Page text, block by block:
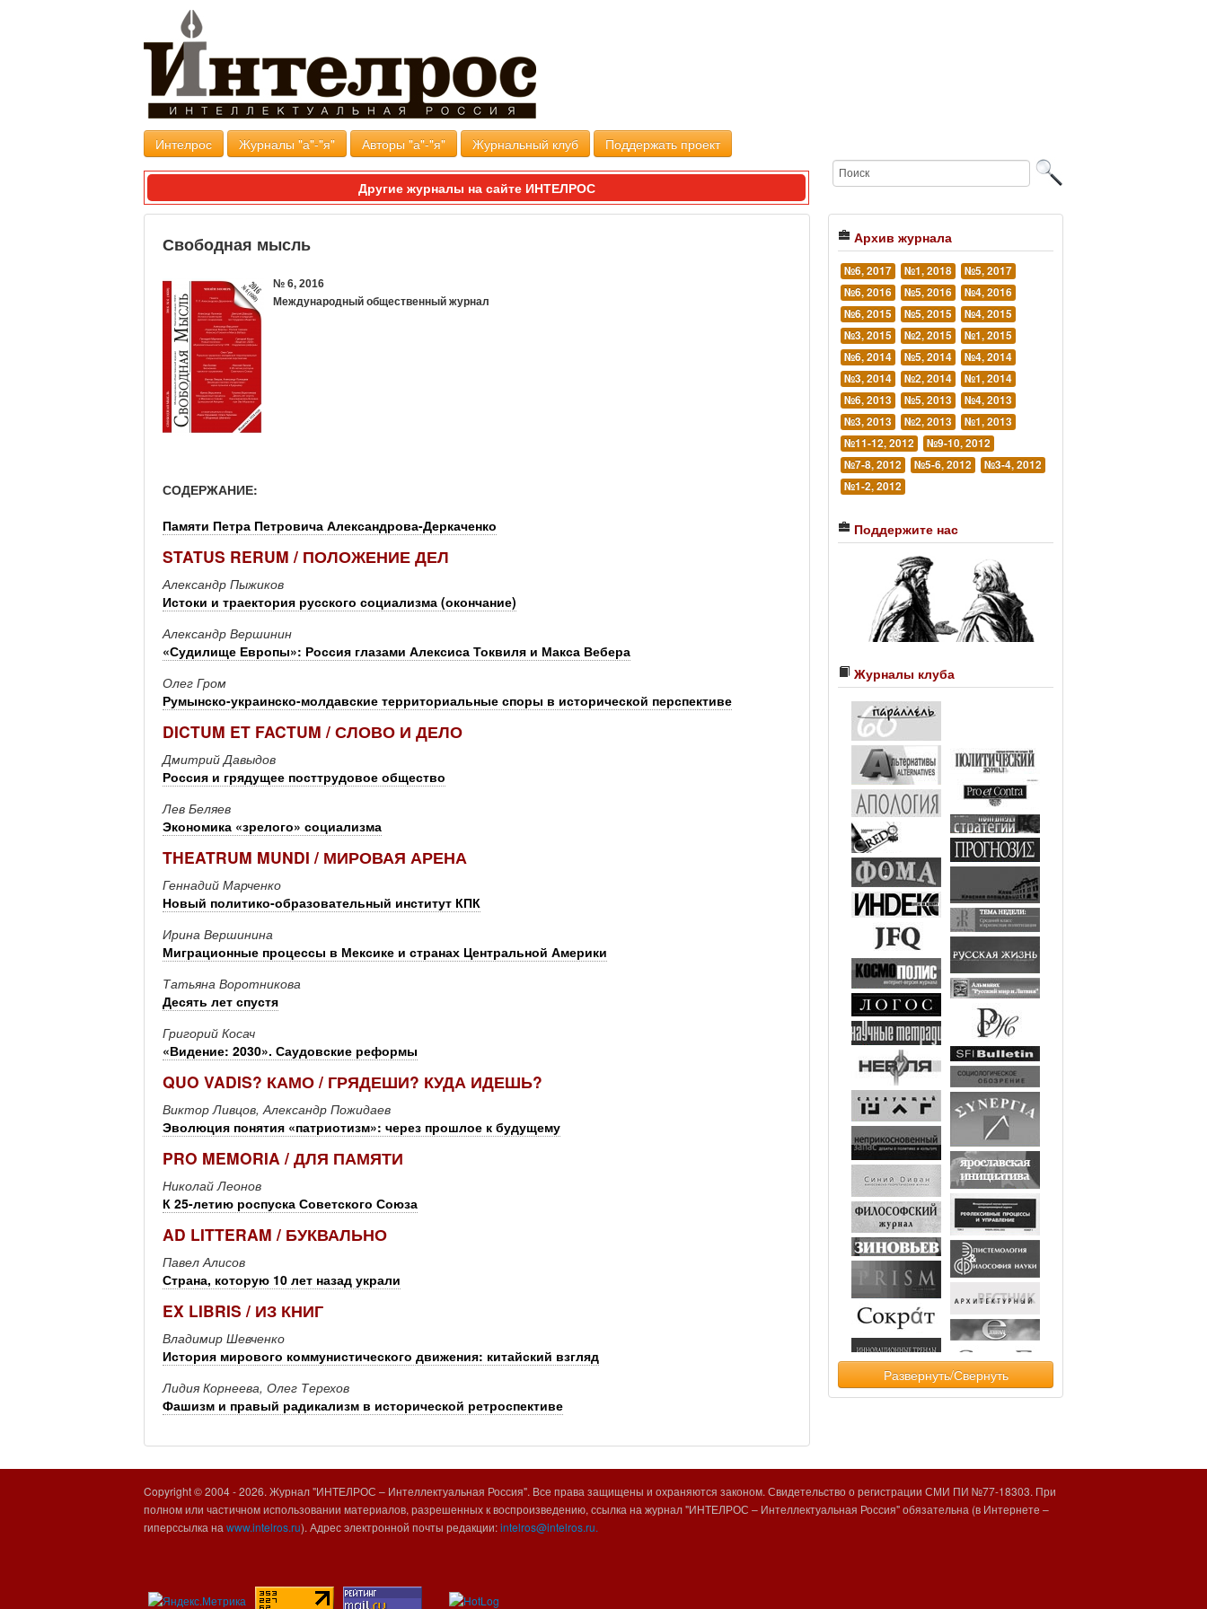
Интелрос Журналы "а"-"я" Авторы "а"-"я" Журнальный клуб Поддержать проект
Другие журналы на сайте ИНТЕЛРОС
Свободная мысль
№ 6, 2016
Международный общественный журнал
СОДЕРЖАНИЕ:
Памяти Петра Петровича Александрова-Деркаченко
STATUS RERUM / ПОЛОЖЕНИЕ ДЕЛ
Александр Пыжиков
Истоки и траектория русского социализма (окончание)
Александр Вершинин
«Судилище Европы»: Россия глазами Алексиса Токвиля и Макса Вебера
Олег Гром
Румынско-украинско-молдавские территориальные споры в исторической перспективе
DICTUM ET FACTUM / СЛОВО И ДЕЛО
Дмитрий Давыдов
Россия и грядущее посттрудовое общество
Лев Беляев
Экономика «зрелого» социализма
THEATRUM MUNDI / МИРОВАЯ АРЕНА
Геннадий Марченко
Новый политико-образовательный институт КПК
Ирина Вершинина
Миграционные процессы в Мексике и странах Центральной Америки
Татьяна Воротникова
Десять лет спустя
Григорий Косач
«Видение: 2030». Саудовские реформы
QUO VADIS? КАМО / ГРЯДЕШИ? КУДА ИДЕШЬ?
Виктор Ливцов, Александр Пожидаев
Эволюция понятия «патриотизм»: через прошлое к будущему
PRO MEMORIA / ДЛЯ ПАМЯТИ
Николай Леонов
К 25-летию роспуска Советского Союза
AD LITTERAM / БУКВАЛЬНО
Павел Алисов
Страна, которую 10 лет назад украли
EX LIBRIS / ИЗ КНИГ
Владимир Шевченко
История мирового коммунистического движения: китайский взгляд
Лидия Корнеева, Олег Терехов
Фашизм и правый радикализм в исторической ретроспективе
Архив журнала
№6, 2017 №1, 2018
№5, 2017
№6, 2016
№5, 2016
№4, 2016
№6, 2015
№5, 2015
№4, 2015
№3, 2015
№2, 2015
№1, 2015
№6, 2014
№5, 2014
№4, 2014
№3, 2014
№2, 2014
№1, 2014
№6, 2013
№5, 2013
№4, 2013
№3, 2013
№2, 2013
№1, 2013
№11-12, 2012
№9-10, 2012
№7-8, 2012
№5-6, 2012
№3-4, 2012
№1-2, 2012
Поддержите нас
Журналы клуба
Развернуть/Свернуть
Copyright © 2004 -2026. Журнал "ИНТЕЛРОС – Интеллектуальная Россия". Все права защищены и охраняются законом. Свидетельство о регистрации СМИ ПИ №77-18303. При
полном или частичном использовании материалов, разрешенных к воспроизведению, ссылка на журнал "ИНТЕЛРОС – Интеллектуальная Россия" обязательна (в Интернете –
гиперссылка на www.intelros.ru). Адрес электронной почты редакции:intelros@intelros.ru.